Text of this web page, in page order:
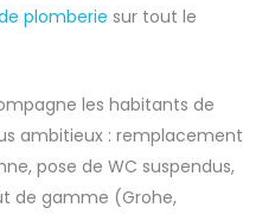
plomberie sur tout le
les habitants de
ambitieux : remplacement
pose de WC suspendus,
de gamme (Grohe,